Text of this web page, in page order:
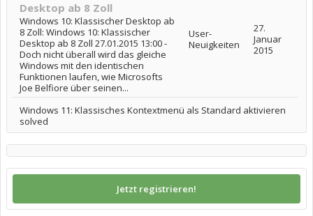
Desktop ab 8 Zoll
Windows 10: Klassischer Desktop ab
8 Zoll: Windows 10: Klassischer
Desktop ab 8 Zoll 27.01.2015 13:00 -
Doch nicht überall wird das gleiche
Windows mit den identischen
Funktionen laufen, wie Microsofts
Joe Belfiore über seinen...
User-
Neuigkeiten
27.
Januar
2015
Windows 11: Klassisches Kontextmenü als Standard aktivieren
solved
Jetzt registrieren!